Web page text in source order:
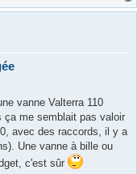
vanne Valterra 110
ça me semblait pas valoir
avec des raccords, il y a
Une vanne à bille ou
c'est sûr